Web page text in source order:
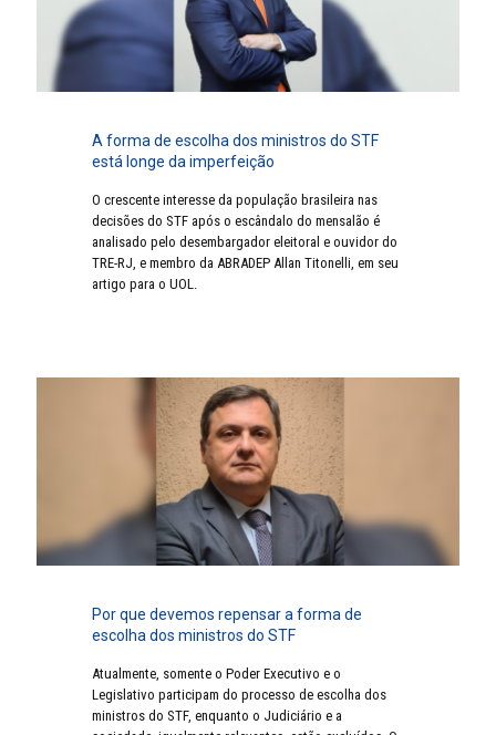
A forma de escolha dos ministros do STF
está longe da imperfeição
O crescente interesse da população brasileira nas
decisões do STF após o escândalo do mensalão é
analisado pelo desembargador eleitoral e ouvidor do
TRE-RJ, e membro da ABRADEP Allan Titonelli, em seu
artigo para o UOL.
Por que devemos repensar a forma de
escolha dos ministros do STF
Atualmente, somente o Poder Executivo e o
Legislativo participam do processo de escolha dos
ministros do STF, enquanto o Judiciário e a